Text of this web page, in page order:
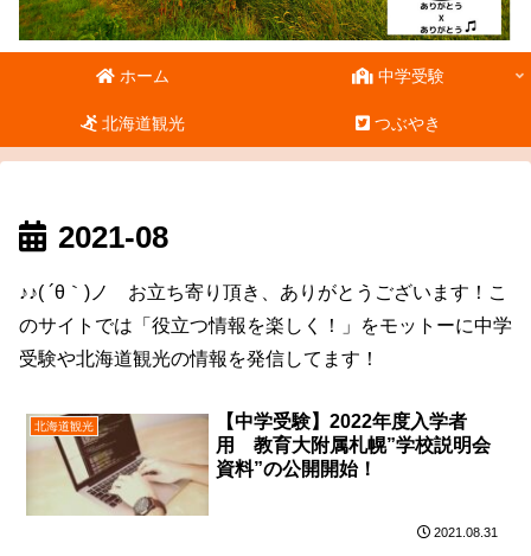
ホーム 中学受験
北海道観光 つぶやき
2021-08
♪♪( ´θ｀)ノ お立ち寄り頂き、ありがとうございます！こ
のサイトでは「役立つ情報を楽しく！」をモットーに中学
受験や北海道観光の情報を発信してます！
北海道観光
【中学受験】2022年度入学者
用 教育大附属札幌”学校説明会
資料”の公開開始！
2021.08.31